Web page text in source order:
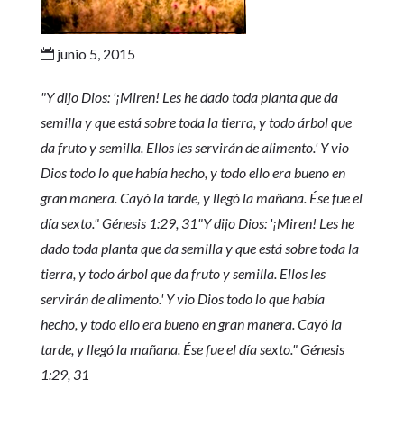
junio 5, 2015
"Y dijo Dios: '¡Miren! Les he dado toda planta que da
semilla y que está sobre toda la tierra, y todo árbol que
da fruto y semilla. Ellos les servirán de alimento.' Y vio
Dios todo lo que había hecho, y todo ello era bueno en
gran manera. Cayó la tarde, y llegó la mañana. Ése fue el
día sexto." Génesis 1:29, 31"Y dijo Dios: '¡Miren! Les he
dado toda planta que da semilla y que está sobre toda la
tierra, y todo árbol que da fruto y semilla. Ellos les
servirán de alimento.' Y vio Dios todo lo que había
hecho, y todo ello era bueno en gran manera. Cayó la
tarde, y llegó la mañana. Ése fue el día sexto." Génesis
1:29, 31